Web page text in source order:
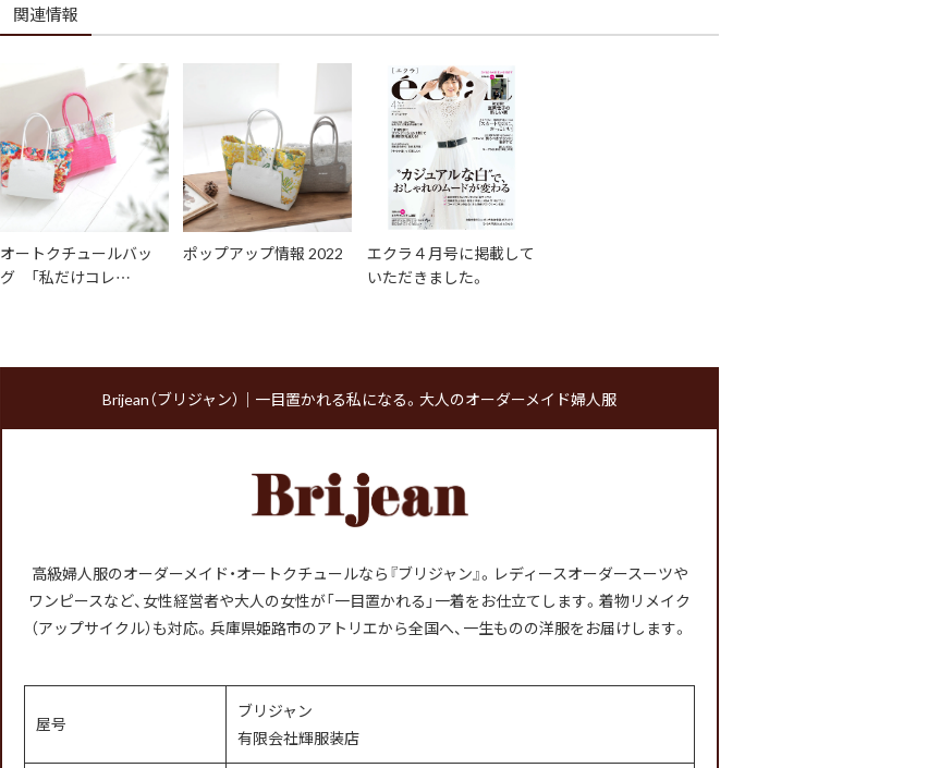
関連情報
オートクチュールバッ
グ 「私だけコレ…
ポップアップ情報 2022
エクラ４月号に掲載して
いただきました。
Brijean（ブリジャン）｜一目置かれる私になる。大人のオーダーメイド婦人服
高級婦人服のオーダーメイド・オートクチュールなら『ブリジャン』。レディースオーダースーツや
ワンピースなど、女性経営者や大人の女性が「一目置かれる」一着をお仕立てします。着物リメイク
（アップサイクル）も対応。兵庫県姫路市のアトリエから全国へ、一生ものの洋服をお届けします。
屋号
ブリジャン
有限会社輝服装店